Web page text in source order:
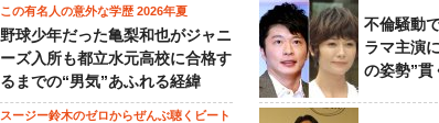
この有名人の意外な学歴 2026年夏
野球少年だった亀梨和也がジャニ
ーズ入所も都立水元高校に合格す
るまでの“男気”あふれる経緯
不倫騒動
ラマ主演
の姿勢”貫
スージー鈴木のゼロからぜんぶ聴くビート